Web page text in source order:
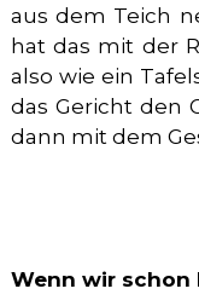
aus dem Teich
hat das mit der
also wie ein
das Gericht den
dann mit dem
Wenn wir schon